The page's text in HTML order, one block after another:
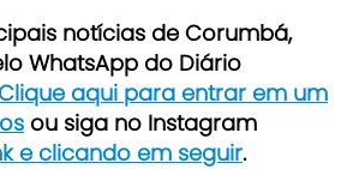
notícias de Corumbá,
WhatsApp do Diário
aqui para entrar em um
ou siga no Instagram
e clicando em seguir.